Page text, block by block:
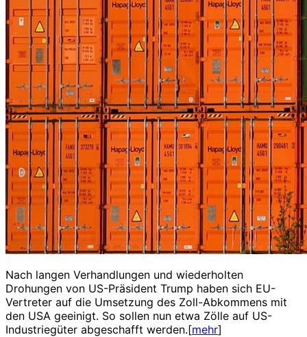
Nach langen Verhandlungen und wiederholten
Drohungen von US-Präsident Trump haben sich EU-
Vertreter auf die Umsetzung des Zoll-Abkommens mit
den USA geeinigt. So sollen nun etwa Zölle auf US-
Industriegüter abgeschafft werden.[mehr]